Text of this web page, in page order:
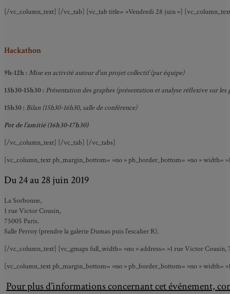
[/vc_column_text] [/vc_tab] [vc_tab title= »Vendredi 28 juin »]
Hackathon
9h-12h : Mise en activité autour d’un projet collectif (par équipe)
13h30-15h30 : Présentation des graphes (présentation et analyse réflexive sur les
15h30 : Bilan (15h30-16h30, salle de conférence)
Pot de l’amitié (16h30-17h30)
[/vc_column_text] [/vc_tab] [/vc_tabs]
[vc_column_text pb_margin_bottom= »no » pb_border_bottom= »no » width=
Du 24 au 28 juin 2019
La Sorbonne,
1 rue Victor Cousin,
75005 Paris.
Salle Perroy (prendre la galerie Dumas puis l’escalier R).
[/vc_column_text] [vc_gmaps full_width= »no » address= »1 rue Victor Cousin,
[vc_column_text pb_margin_bottom= »no » pb_border_bottom= »no » width=
Pour plus d’informations concernant cet événement,